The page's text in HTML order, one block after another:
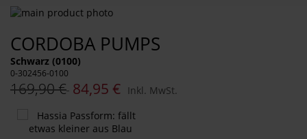
CORDOBA PUMPS
Schwarz (0100)
0-302456-0100
169,90 € 84,95 € Inkl. MwSt.
könnte
Zum
der
Bildergalerie
springen
Anfang
der
Bildergalerie
springen